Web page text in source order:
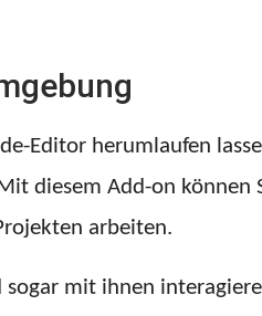
Editor herumlaufen
diesem Add-on können
arbeiten.
sogar mit ihnen